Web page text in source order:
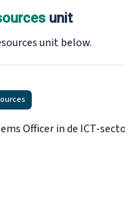
unit
unit below.
Officer in de ICT-